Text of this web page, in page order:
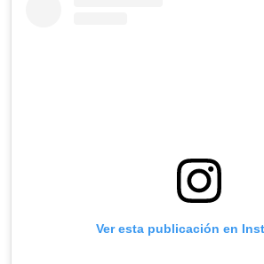
Ver esta publicación en